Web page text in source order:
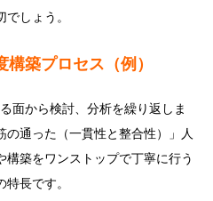
でしょう。
築プロセス（例）
面から検討、分析を繰り返しま
通った（一貫性と整合性）」人
築をワンストップで丁寧に行う
長です。